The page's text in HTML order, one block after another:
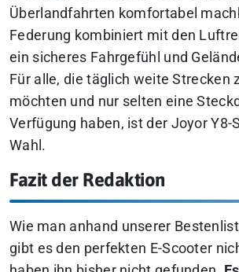
Überlandfahrten komfortabel
Federung kombiniert mit den
ein sicheres Fahrgefühl und
Für alle, die täglich weite Strecken
möchten und nur selten eine
Verfügung haben, ist der Joyor Y8-
Wahl.
Fazit der Redaktion
Wie man anhand unserer
gibt es den perfekten E-Scooter